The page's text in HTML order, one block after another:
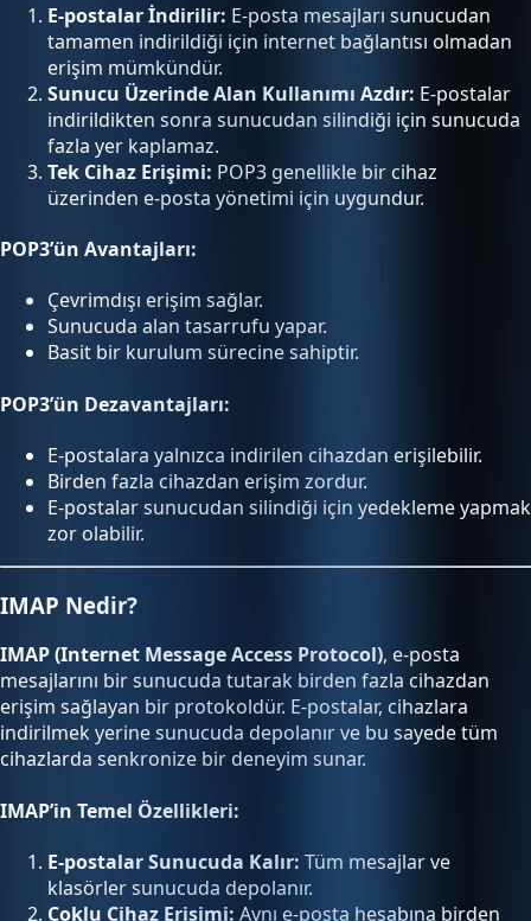
E-postalar İndirilir: E-posta mesajları sunucudan
tamamen indirildiği için internet bağlantısı olmadan
erişim mümkündür.
Sunucu Üzerinde Alan Kullanımı Azdır: E-postalar
indirildikten sonra sunucudan silindiği için sunucuda
fazla yer kaplamaz.
Tek Cihaz Erişimi: POP3 genellikle bir cihaz
üzerinden e-posta yönetimi için uygundur.
POP3’ün Avantajları:
Çevrimdışı erişim sağlar.
Sunucuda alan tasarrufu yapar.
Basit bir kurulum sürecine sahiptir.
POP3’ün Dezavantajları:
E-postalara yalnızca indirilen cihazdan erişilebilir.
Birden fazla cihazdan erişim zordur.
E-postalar sunucudan silindiği için yedekleme yapmak
zor olabilir.
IMAP Nedir?
IMAP (Internet Message Access Protocol), e-posta
mesajlarını bir sunucuda tutarak birden fazla cihazdan
erişim sağlayan bir protokoldür. E-postalar, cihazlara
indirilmek yerine sunucuda depolanır ve bu sayede tüm
cihazlarda senkronize bir deneyim sunar.
IMAP’in Temel Özellikleri:
E-postalar Sunucuda Kalır: Tüm mesajlar ve
klasörler sunucuda depolanır.
Çoklu Cihaz Erişimi: Aynı e-posta hesabına birden